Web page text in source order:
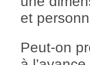
et
Peut-on